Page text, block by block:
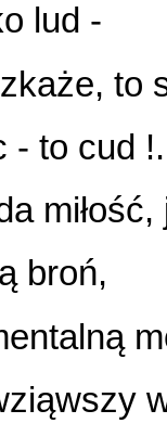
lud -
to
- to cud
broń,